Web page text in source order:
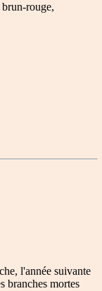
rouge,
l'année suivante
branches mortes